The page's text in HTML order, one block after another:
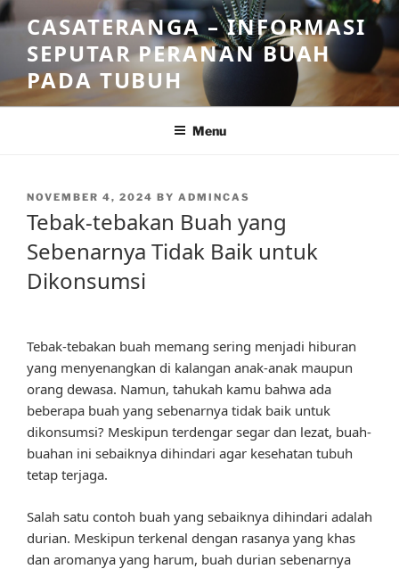
Skip
to
content
CASATERANGA – INFORMASI
SEPUTAR PERANAN BUAH
PADA TUBUH
Menu
POSTED
NOVEMBER 4, 2024 BY ADMINCAS
Tebak-tebakan Buah yang
Sebenarnya Tidak Baik untuk
Dikonsumsi
Tebak-tebakan buah memang sering menjadi hiburan
yang menyenangkan di kalangan anak-anak maupun
orang dewasa. Namun, tahukah kamu bahwa ada
beberapa buah yang sebenarnya tidak baik untuk
dikonsumsi? Meskipun terdengar segar dan lezat, buah-
buahan ini sebaiknya dihindari agar kesehatan tubuh
tetap terjaga.
Salah satu contoh buah yang sebaiknya dihindari adalah
durian. Meskipun terkenal dengan rasanya yang khas
dan aromanya yang harum, buah durian sebenarnya